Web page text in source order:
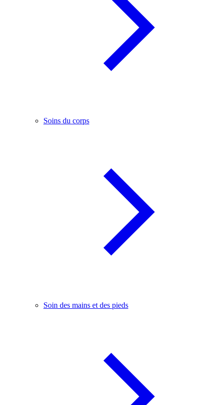
Soins du corps
Soin des mains et des pieds